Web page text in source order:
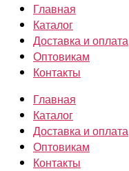
Главная
Каталог
Доставка и оплата
Оптовикам
Контакты
Главная
Каталог
Доставка и оплата
Оптовикам
Контакты